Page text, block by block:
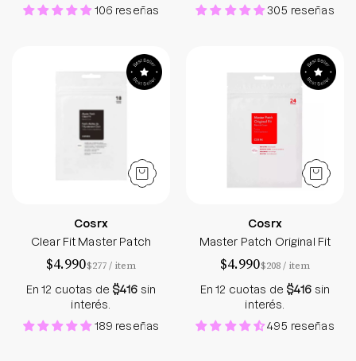
106 reseñas
305 reseñas
Clear Fit Master Patch - Sokobox
Cosrx
Clear Fit Master Patch
$4.990$277/ por
item
En 12 cuotas de $416 sin
interés.
189 reseñas
Master Patch
Cosrx
Master Patch Original Fit
$4.990$208/ por
item
En 12 cuotas de $416 sin
interés.
495 reseñas